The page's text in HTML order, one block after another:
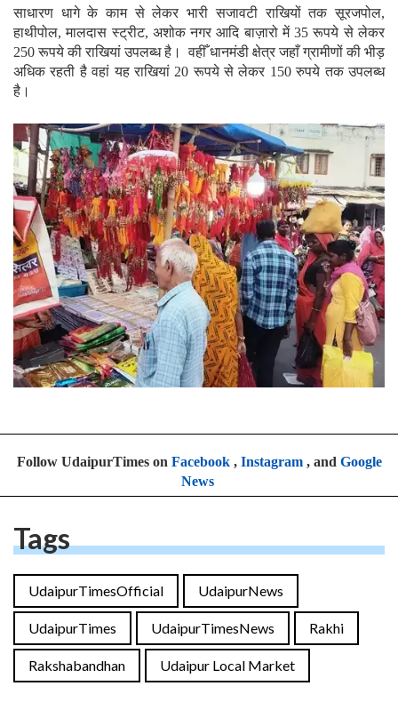
साधारण धागे के काम से लेकर भारी सजावटी राखियों तक सूरजपोल,
हाथीपोल, मालदास स्ट्रीट, अशोक नगर आदि बाज़ारो में 35 रूपये से लेकर
250 रूपये की राखियां उपलब्ध है। वहीँ धानमंडी क्षेत्र जहाँ ग्रामीणों की भीड़
अधिक रहती है वहां यह राखियां 20 रूपये से लेकर 150 रुपये तक उपलब्ध
है।
Follow UdaipurTimes on Facebook, Instagram, and Google
News
Tags
UdaipurTimesOfficial UdaipurNews
UdaipurTimes UdaipurTimesNews Rakhi
Rakshabandhan Udaipur Local Market